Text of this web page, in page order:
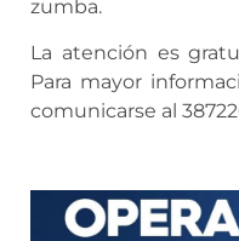
zumba.
La atención es
Para mayor
comunicarse al